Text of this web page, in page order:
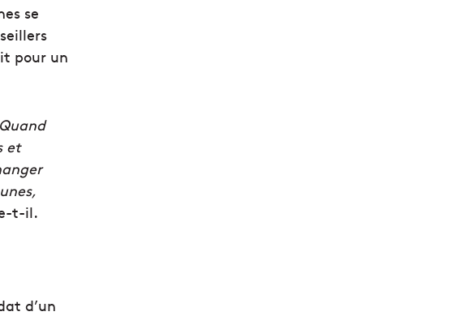
se
pour un
et
t-il.
d’un